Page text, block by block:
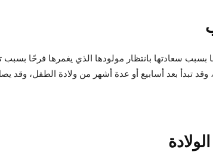
بسبب سعادتها بانتظار مولودها الذي يغمرها فرحًا
وقد تبدأ بعد أسابيع أو عدة أشهر من ولادة الطفل، وقد
الولادة